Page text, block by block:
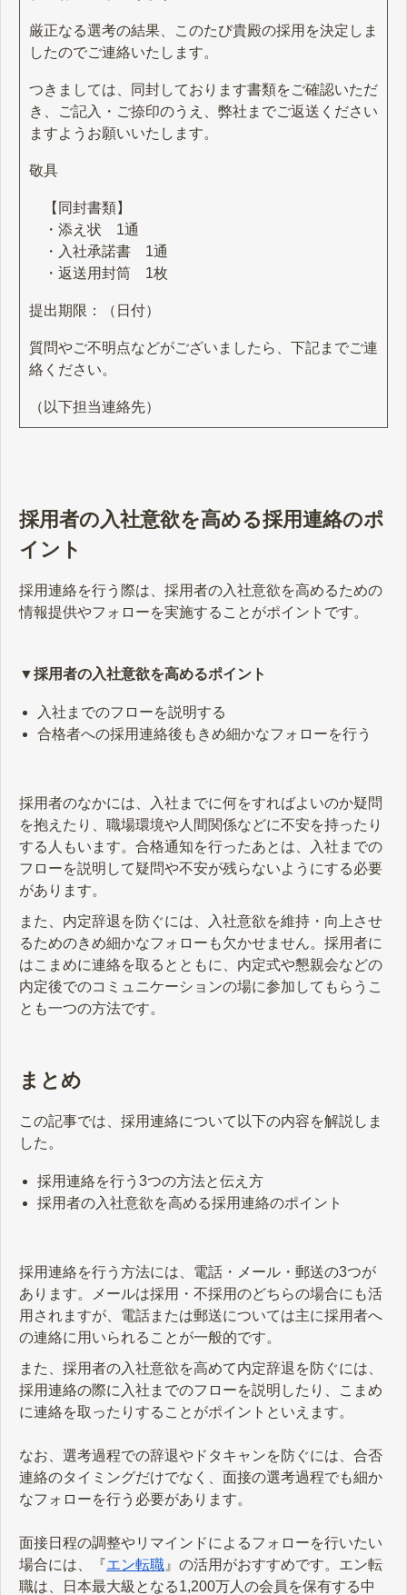
厳正なる選考の結果、このたび貴殿の採用を決定しま
したのでご連絡いたします。
つきましては、同封しております書類をご確認いただ
き、ご記入・ご捺印のうえ、弊社までご返送ください
ますようお願いいたします。
敬具
【同封書類】
・添え状 1通
・入社承諾書 1通
・返送用封筒 1枚
提出期限：（日付）
質問やご不明点などがございましたら、下記までご連
絡ください。
（以下担当連絡先）
採用者の入社意欲を高める採用連絡のポ
イント
採用連絡を行う際は、採用者の入社意欲を高めるための
情報提供やフォローを実施することがポイントです。
▼採用者の入社意欲を高めるポイント
入社までのフローを説明する
合格者への採用連絡後もきめ細かなフォローを行う
採用者のなかには、入社までに何をすればよいのか疑問
を抱えたり、職場環境や人間関係などに不安を持ったり
する人もいます。合格通知を行ったあとは、入社までの
フローを説明して疑問や不安が残らないようにする必要
があります。
また、内定辞退を防ぐには、入社意欲を維持・向上させ
るためのきめ細かなフォローも欠かせません。採用者に
はこまめに連絡を取るとともに、内定式や懇親会などの
内定後でのコミュニケーションの場に参加してもらうこ
とも一つの方法です。
まとめ
この記事では、採用連絡について以下の内容を解説しま
した。
採用連絡を行う3つの方法と伝え方
採用者の入社意欲を高める採用連絡のポイント
採用連絡を行う方法には、電話・メール・郵送の3つが
あります。メールは採用・不採用のどちらの場合にも活
用されますが、電話または郵送については主に採用者へ
の連絡に用いられることが一般的です。
また、採用者の入社意欲を高めて内定辞退を防ぐには、
採用連絡の際に入社までのフローを説明したり、こまめ
に連絡を取ったりすることがポイントといえます。
なお、選考過程での辞退やドタキャンを防ぐには、合否
連絡のタイミングだけでなく、面接の選考過程でも細か
なフォローを行う必要があります。
面接日程の調整やリマインドによるフォローを行いたい
場合には、『エン転職 』の活用がおすすめです。エン転
職は、日本最大級となる1,200万人の会員を保有する中